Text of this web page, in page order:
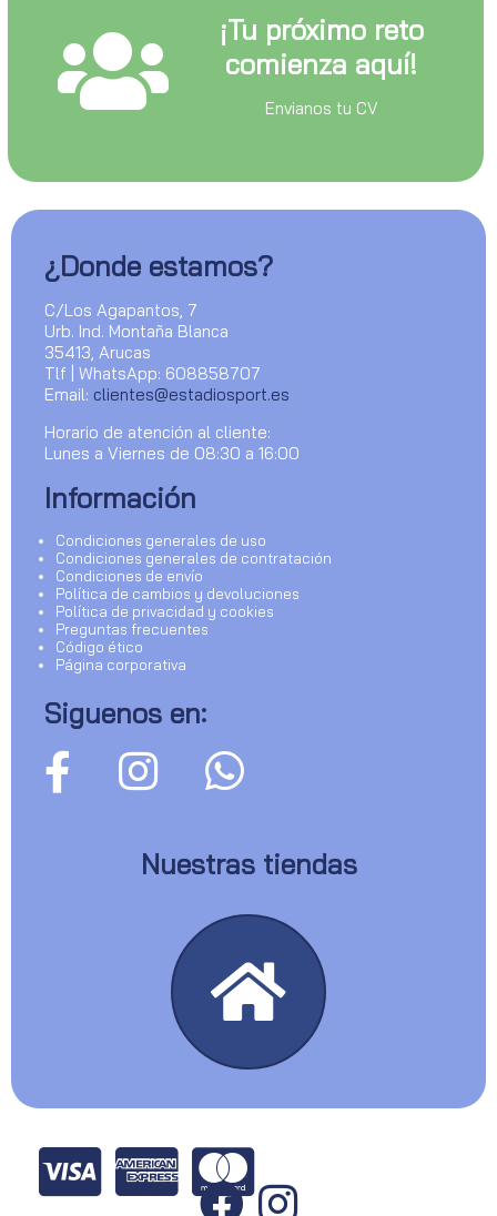
¡Tu próximo reto
comienza aquí!
Envianos tu CV
¿Donde estamos?
C/Los Agapantos, 7
Urb. Ind. Montaña Blanca
35413, Arucas
Tlf | WhatsApp: 608858707
Email: clientes@estadiosport.es
Horario de atención al cliente:
Lunes a Viernes de 08:30 a 16:00
Información
Condiciones generales de uso
Condiciones generales de contratación
Condiciones de envío
Política de cambios y devoluciones
Política de privacidad y cookies
Preguntas frecuentes
Código ético
Página corporativa
Siguenos en:
Nuestras tiendas